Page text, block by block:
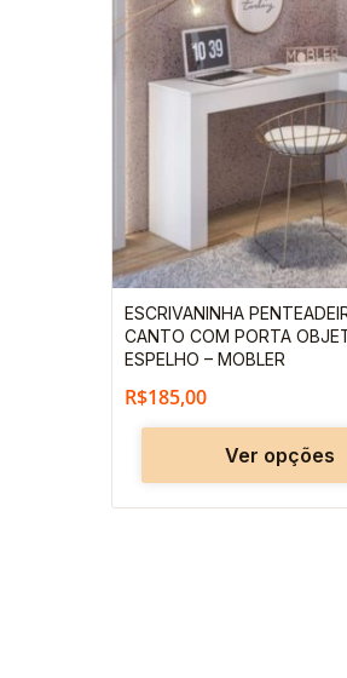
ESCRIVANINHA
CANTO COM PORTA
ESPELHO – MOBLER
R$185,00
Ver opções